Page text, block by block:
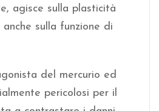
agisce sulla plasticità
sulla funzione di
del mercurio ed
pericolosi per il